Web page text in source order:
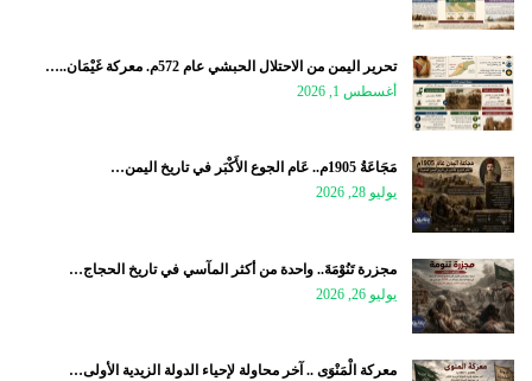
تحرير اليمن من الاحتلال الحبشي عام 572م. معركة غَيْمَان..…
أغسطس 1, 2026
مَجَاعَةُ 1905م.. عَام الجوع الأَكْبَر في تاريخ اليمن…
يوليو 28, 2026
مجزرة تَنُوْمَةَ.. واحدة من أكثر المآسي في تاريخ الحجاج…
يوليو 26, 2026
معركة الْمَنْوَى .. آخر محاولة لإحياء الدولة الزيدية الأولى…